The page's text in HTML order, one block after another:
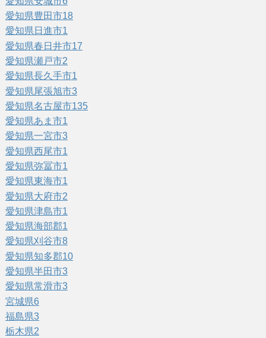
愛知県豊田市18
愛知県日進市1
愛知県春日井市17
愛知県瀬戸市2
愛知県長久手市1
愛知県尾張旭市3
愛知県名古屋市135
愛知県あま市1
愛知県一宮市3
愛知県西尾市1
愛知県弥冨市1
愛知県東海市1
愛知県大府市2
愛知県津島市1
愛知県海部郡1
愛知県刈谷市8
愛知県知多郡10
愛知県半田市3
愛知県常滑市3
宮城県6
福島県3
栃木県2